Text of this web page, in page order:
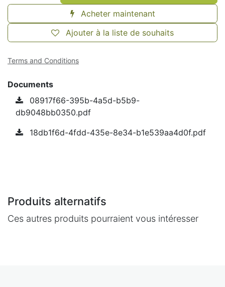
Acheter maintenant
Ajouter à la liste de souhaits
Terms and Conditions
Documents
08917f66-395b-4a5d-b5b9-
db9048bb0350.pdf
18db1f6d-4fdd-435e-8e34-b1e539aa4d0f.pdf
Produits alternatifs
Ces autres produits pourraient vous intéresser